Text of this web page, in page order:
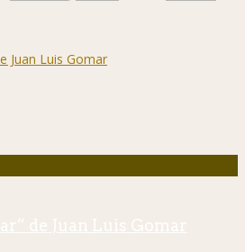
de Juan Luis Gomar